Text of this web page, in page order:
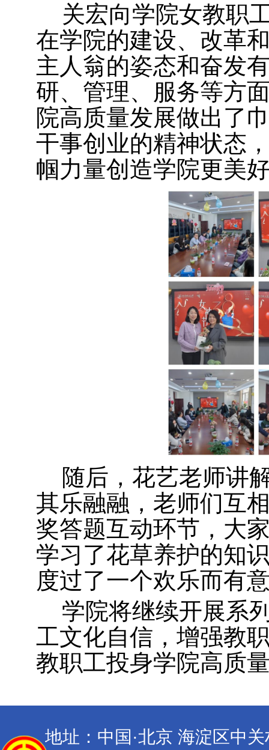
关宏向学院女教职
在学院的建设、改革
主人翁的姿态和奋发
研、管理、服务等方
院高质量发展做出了
干事创业的精神状态
帼力量创造学院更美
随后，花艺老师讲
其乐融融，老师们互
奖答题互动环节，大
学习了花草养护的知
度过了一个欢乐而有
学院将继续开展系
工文化自信，增强教
教职工投身学院高质
地址：中国·北京 海淀区中